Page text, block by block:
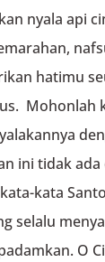
nyala api
hatimu
Mohonlah
ini tidak ada
kata
selalu
O